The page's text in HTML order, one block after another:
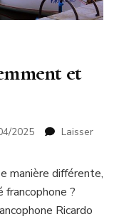
et
2025
Laisser
manière différente,
?
Ricardo